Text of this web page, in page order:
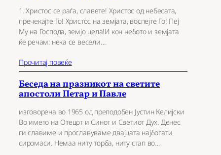
1. Христос се раѓа, славете! Христос од небесата,
пречекајте Го! Христос на земјата, воспејте Го! Пеј
Му на Господа, земјо цела!И кон небото и земјата
ќе речам: нека се весели…
Прочитај повеќе
Беседа на празникот на светите
апостоли Петар и Павле
изговорена во 1965 од преподобен Јустин Келијски
Во името на Отецот и Синот и Светиот Дух. Денес
ги славиме и прославуваме двајцата најбогати
сиромаси. Немаа ниту торба, ниту стап во…